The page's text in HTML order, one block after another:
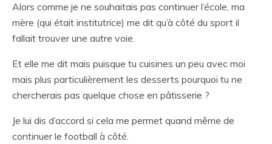
Alors comme je ne souhaitais pas continuer l’école, ma
mère (qui était institutrice) me dit qu’à côté du sport il
fallait trouver une autre voie.
Et elle me dit mais puisque tu cuisines un peu avec moi
mais plus particulièrement les desserts pourquoi tu ne
chercherais pas quelque chose en pâtisserie ?
Je lui dis d’accord si cela me permet quand même de
continuer le football à côté.